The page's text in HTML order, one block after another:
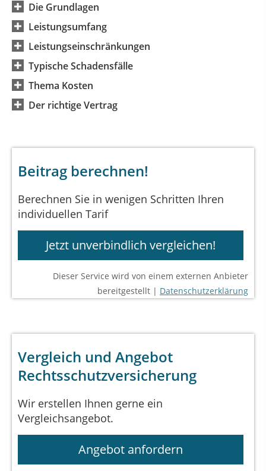
Die Grundlagen
Leistungsumfang
Leistungseinschränkungen
Typische Schadensfälle
Thema Kosten
Der richtige Vertrag
Beitrag berechnen!
Berechnen Sie in wenigen Schritten Ihren
individuellen Tarif
Jetzt unverbindlich vergleichen!
Dieser Service wird von einem externen Anbieter
bereitgestellt | Datenschutzerklärung
Vergleich und Angebot
Rechtsschutzversicherung
Wir erstellen Ihnen gerne ein
Vergleichsangebot.
Angebot anfordern